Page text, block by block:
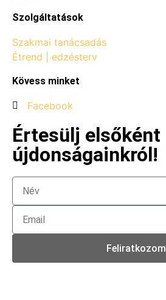
Szolgáltatások
Szakmai tanácsadás
Étrend | edzésterv
Kövess minket
Facebook
Értesülj elsőként
újdonságainkról!
Feliratkozom